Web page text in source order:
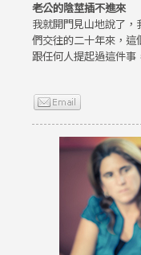
老公的陰莖插不進來
我就開門見山地說了
們交往的二十年來，
跟任何人提起過這件事